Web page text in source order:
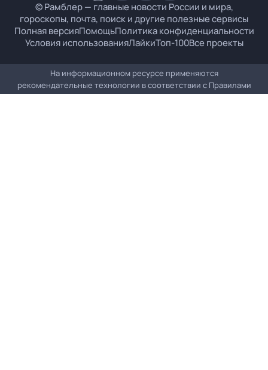
© Рамблер — главные новости России и мира,
гороскопы, почта, поиск и другие полезные сервисы
Полная версияПомощьПолитика конфиденциальности
Условия использованияЛайкиТоп-100Все проекты
На информационном ресурсе применяются
рекомендательные технологии в соответствии с Правилами